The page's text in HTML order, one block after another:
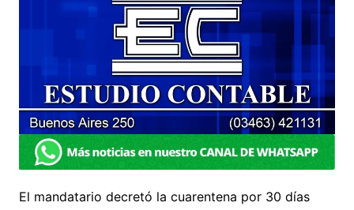
El mandatario decretó la cuarentena por 30 días